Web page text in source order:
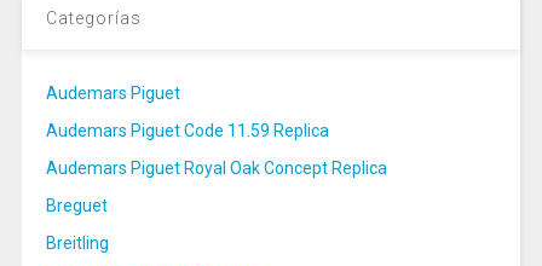
Categorías
Audemars Piguet
Audemars Piguet Code 11.59 Replica
Audemars Piguet Royal Oak Concept Replica
Breguet
Breitling